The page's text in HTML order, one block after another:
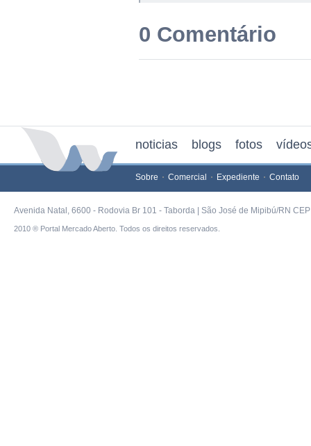
0 Comentário
noticias blogs fotos
Sobre Comercial Expediente Contato
Avenida Natal, 6600 - Rodovia Br 101 - Taborda | São José de Mipibú/RN
2010 ® Portal Mercado Aberto. Todos os direitos reservados.